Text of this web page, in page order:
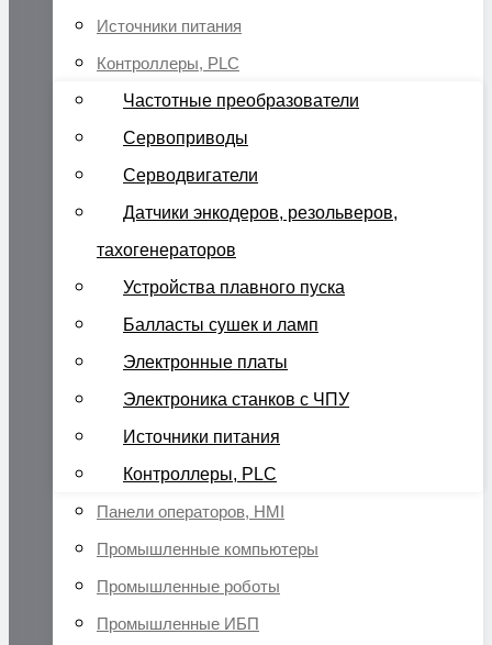
Источники питания
Контроллеры, PLC
Частотные преобразователи
Сервоприводы
Серводвигатели
Датчики энкодеров, резольверов,
тахогенераторов
Устройства плавного пуска
Балласты сушек и ламп
Электронные платы
Электроника станков с ЧПУ
Источники питания
Контроллеры, PLC
Панели операторов, HMI
Промышленные компьютеры
Промышленные роботы
Промышленные ИБП